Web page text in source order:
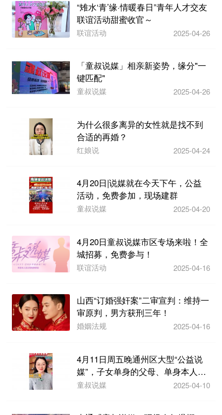
“雉水‘青’缘·情暖春日”青年人才交友
联谊活动甜蜜收官～
联谊活动 2025-04-26
「童叔说媒」相亲新姿势，缘分"一
键匹配"
童叔说媒 2025-04-26
为什么很多离异的女性就是找不到
合适的再婚？
红娘说 2025-04-24
4月20日|说媒就在今天下午，公益
活动，免费参加，现场建群
童叔说媒 2025-04-20
4月20日童叔说媒市区专场来啦！全
城招募，免费参与！
联谊活动 2025-04-16
山西“订婚强奸案”二审宣判：维持一
审原判，男方获刑三年！
婚姻法规 2025-04-16
4月11日周五晚通州区大型“公益说
媒”，子女单身的父母、单身本人都
可以免费参...
童叔说媒 2025-04-10